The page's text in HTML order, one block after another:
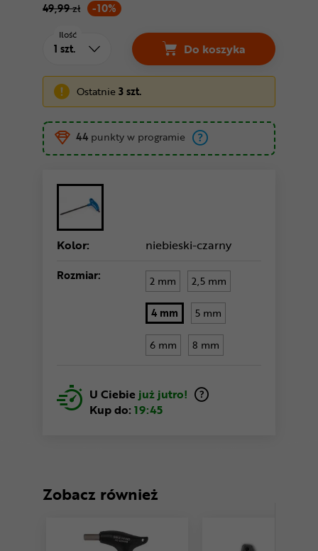
-10%
49,99zł
Ilość
Do koszyka
Klucz imbusowy
Ostatnie3 szt.
44 punkty w programie
Kolor: niebieski-czarny
Rozmiar: 2 mm 2,5 mm
4 mm 5 mm
6 mm 8 mm
U Ciebie już jutro!
Kup do: 19:45
Zobacz również